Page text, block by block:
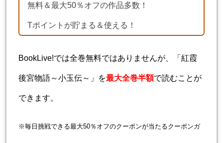
無料＆最大50％オフの作品多数！
Tポイントが貯まる＆使える！
BookLive!では全巻無料ではありませんが、「紅霞
後宮物語～小玉伝～」を最大全巻半額で読むことが
できます。
※毎日挑戦できる最大50％オフのクーポンが当たるクーポンガ